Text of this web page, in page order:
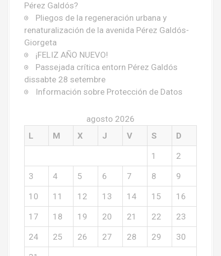
Pérez Galdós?
Pliegos de la regeneración urbana y
renaturalización de la avenida Pérez Galdós-
Giorgeta
¡FELIZ AÑO NUEVO!
Passejada crítica entorn Pérez Galdós
dissabte 28 setembre
Información sobre Protección de Datos
agosto 2026
L
M X J V S D
1 2
3 4 5 6 7 8 9
10 11 12 13 14 15 16
17 18 19 20 21 22 23
24 25 26 27 28 29 30